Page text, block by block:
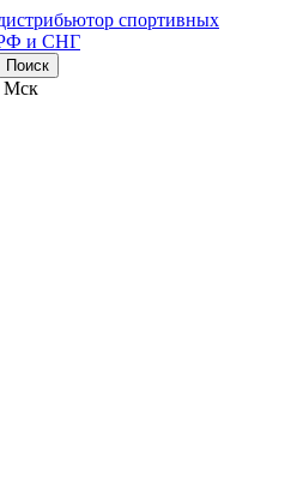
Поиск
Мск